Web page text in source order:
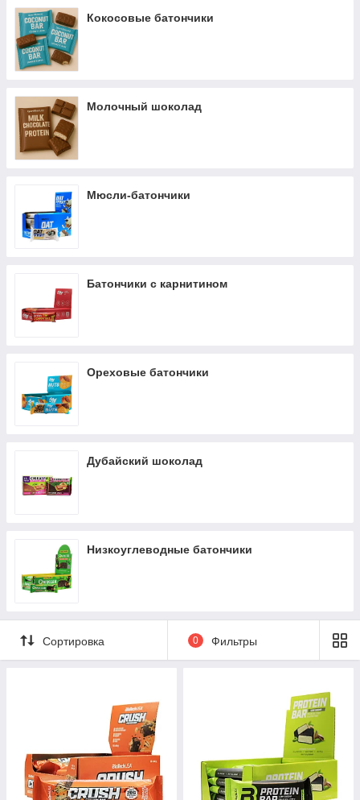
Кокосовые батончики
Молочный шоколад
Мюсли-батончики
Батончики с карнитином
Ореховые батончики
Дубайский шоколад
Низкоуглеводные батончики
Сортировка 0 Фильтры